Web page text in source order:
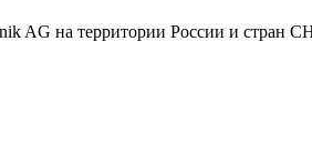
AG на территории России и стран